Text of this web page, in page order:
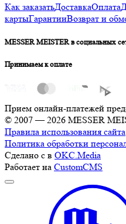
Как заказатьДоставкаОплата
картыГарантииВозврат и
MESSER MEISTER в социальных
Принимаем к оплате
Прием онлайн-платежей
© 2007 — 2026 MESSER
Правила использования сайта
Политика обработки
Сделано с в OKC.Media
Работает на CustomCMS